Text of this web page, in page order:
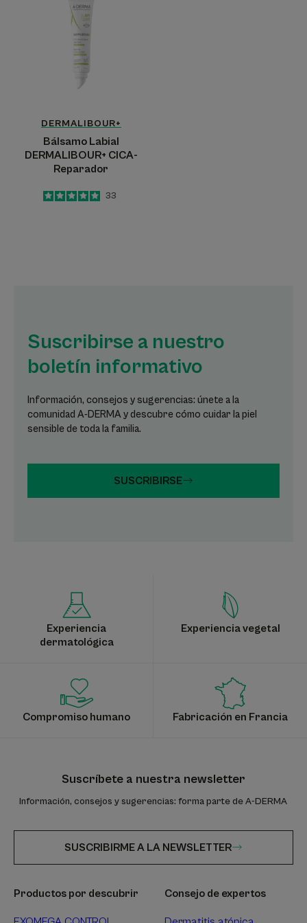
DERMALIBOUR+
CICA-
Reparador
DERMALIBOUR+
Bálsamo Labial
DERMALIBOUR+ CICA-
Reparador
5
/
5
33
Suscribirse a nuestro
boletín informativo
Información, consejos y sugerencias: únete a la
comunidad A-DERMA y descubre cómo cuidar la piel
sensible de toda la familia.
SUSCRIBIRSE
Experiencia
dermatológica
Experiencia vegetal
Compromiso humano Fabricación en Francia
Suscríbete a nuestra newsletter
Información, consejos y sugerencias: forma parte de A-DERMA
SUSCRIBIRME A LA NEWSLETTER
Productos por descubrir Consejo de expertos